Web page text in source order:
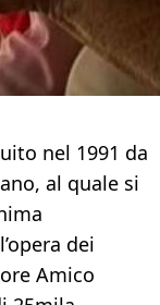
nel 1991 da
al quale si
dei
Amico